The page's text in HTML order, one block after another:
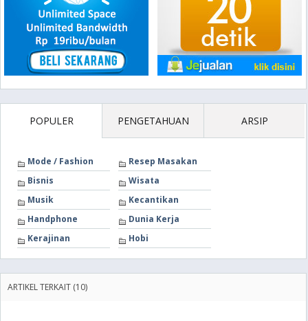
POPULER PENGETAHUAN ARSIP
Mode / Fashion
Resep Masakan
Bisnis
Wisata
Musik
Kecantikan
Handphone
Dunia Kerja
Kerajinan
Hobi
ARTIKEL TERKAIT (10)